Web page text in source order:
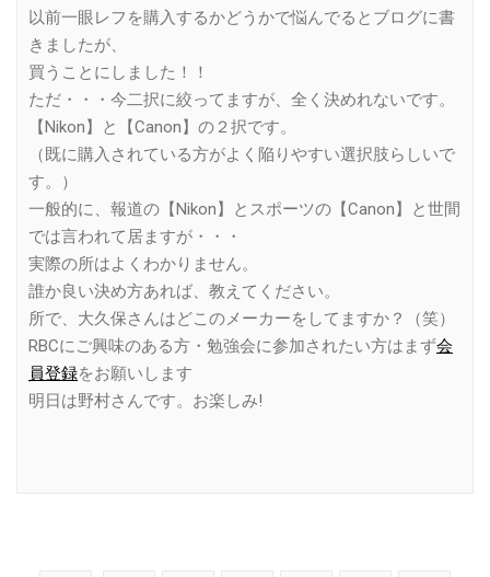
以前一眼レフを購入するかどうかで悩んでるとブログに書
きましたが、
買うことにしました！！
ただ・・・今二択に絞ってますが、全く決めれないです。
【Nikon】と【Canon】の２択です。
（既に購入されている方がよく陥りやすい選択肢らしいで
す。）
一般的に、報道の【Nikon】とスポーツの【Canon】と世間
では言われて居ますが・・・
実際の所はよくわかりません。
誰か良い決め方あれば、教えてください。
所で、大久保さんはどこのメーカーをしてますか？（笑）
RBCにご興味のある方・勉強会に参加されたい方はまず会
員登録をお願いします
明日は野村さんです。お楽しみ!